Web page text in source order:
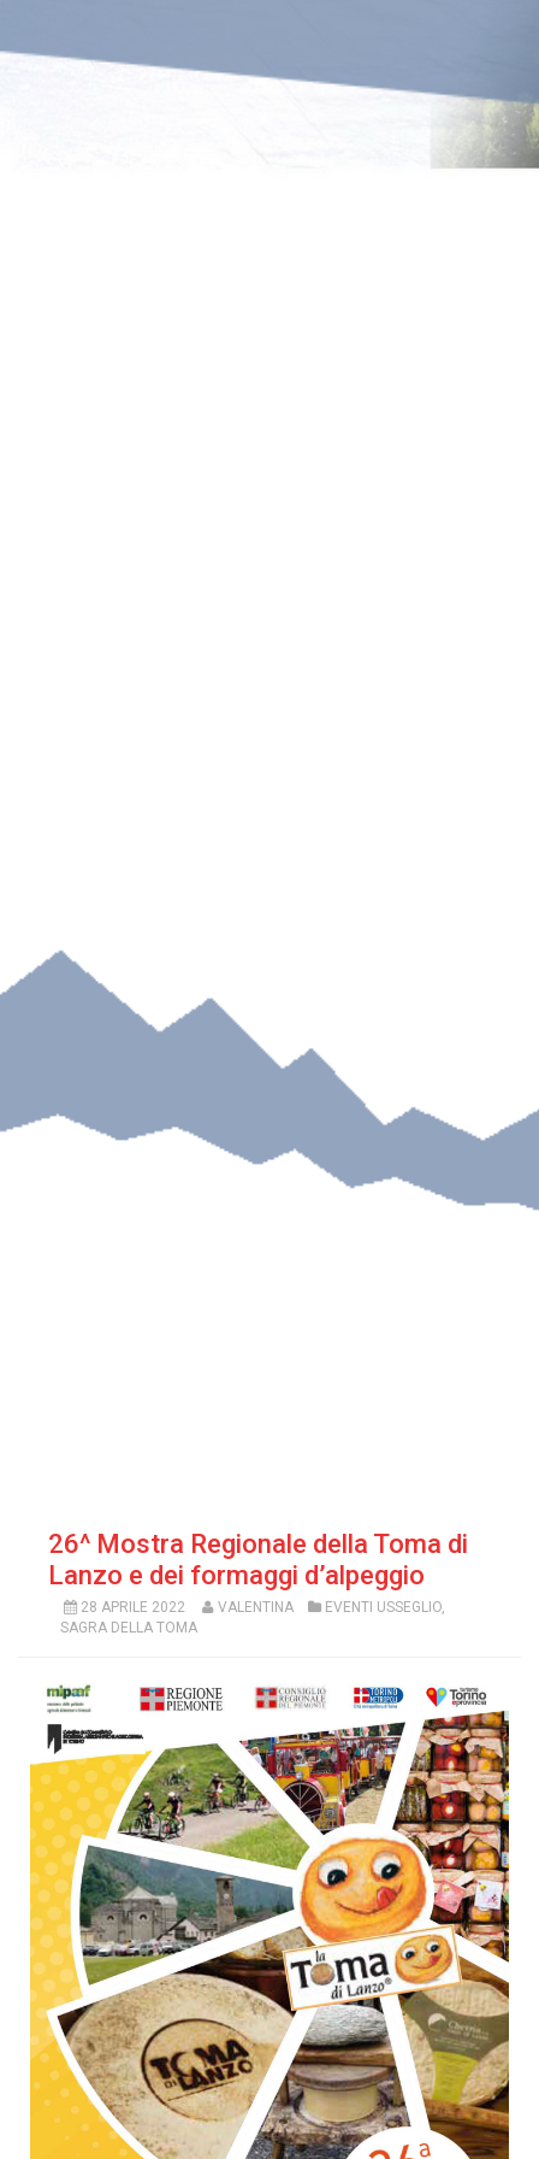
26^ Mostra Regionale della Toma di
Lanzo e dei formaggi d’alpeggio
28 APRILE 2022 VALENTINA EVENTI USSEGLIO,
SAGRA DELLA TOMA